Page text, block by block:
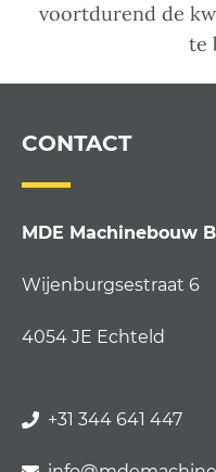
voortdurend de
te
CONTACT
MDE Machinebouw
Wijenburgsestraat 6
4054 JE Echteld
+31 344 641 447